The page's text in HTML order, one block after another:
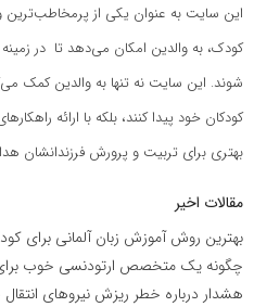
این سایت به عنوان یکی از
کودک، به والدین امکان می‌دهد تا در
شوند. این سایت نه تنها به والدین کمک
کودکان خود پیدا کنند، بلکه با ارائه
بهتری برای تربیت و پرورش فرزندانشان
مقالات اخیر
بهترین روش آموزش زبان آلمانی برای
چگونه یک متخصص ارتودنسی خوب برای
هشدار درباره خطر ریزش نیروهای